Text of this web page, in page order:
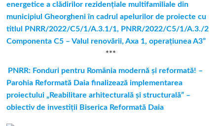
energetice a clădirilor rezidenţiale multifamiliale din
municipiul Gheorgheni în cadrul apelurilor de proiecte cu
titlul PNRR/2022/C5/1/A.3.1/1, PNRR/2022/C5/1/A.3./2
Componenta C5 – Valul renovării, Axa 1, operaţiunea A3”
***
PNRR: Fonduri pentru România modernă și reformată! –
Parohia Reformată Daia finalizează implementarea
proiectului „Reabilitare arhitecturală și structurală” –
obiectiv de investiții Biserica Reformată Daia